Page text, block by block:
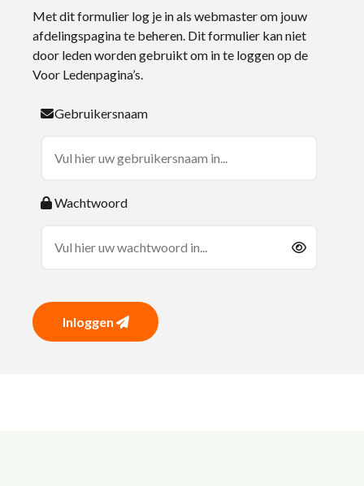
Met dit formulier log je in als webmaster om jouw
afdelingspagina te beheren. Dit formulier kan niet
door leden worden gebruikt om in te loggen op de
Voor Ledenpagina’s.
Gebruikersnaam
Wachtwoord
Inloggen